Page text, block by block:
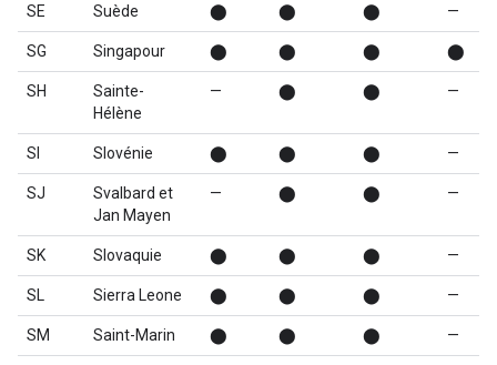
SE Suède ⬤ ⬤ ⬤ —
SG Singapour ⬤ ⬤ ⬤ ⬤
SH
Sainte-
Hélène
— ⬤ ⬤ —
SI Slovénie ⬤ ⬤ ⬤ —
SJ
Svalbard et
Jan Mayen
— ⬤ ⬤ —
SK Slovaquie ⬤ ⬤ ⬤ —
SL Sierra Leone ⬤ ⬤ ⬤ —
SM Saint-Marin ⬤ ⬤ ⬤ —